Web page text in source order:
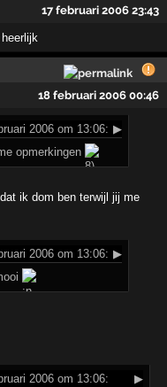
17 februari 2006 23:43
18 februari 2006 00:46
2006 om 13:06: ▶
opmerkingen
ik dom ben terwijl jij me
2006 om 13:06: ▶
2006 om 13:06: ▶